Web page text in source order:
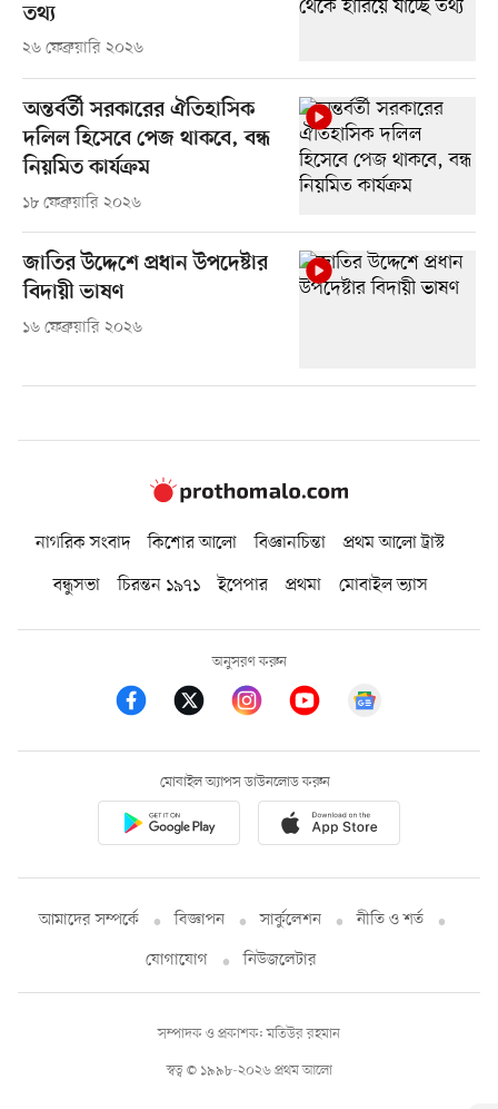
তথ্য
২৬ ফেব্রুয়ারি ২০২৬
অন্তর্বর্তী সরকারের ঐতিহাসিক
দলিল হিসেবে পেজ থাকবে, বন্ধ
নিয়মিত কার্যক্রম
১৮ ফেব্রুয়ারি ২০২৬
জাতির উদ্দেশে প্রধান উপদেষ্টার
বিদায়ী ভাষণ
১৬ ফেব্রুয়ারি ২০২৬
নাগরিক সংবাদ কিশোর আলো বিজ্ঞানচিন্তা
প্রথম আলো ট্রাস্ট
বন্ধুসভা
চিরন্তন ১৯৭১ ইপেপার প্রথমা মোবাইল ভ্যাস
অনুসরণ করুন
মোবাইল অ্যাপস ডাউনলোড করুন
আমাদের সম্পর্কে বিজ্ঞাপন সার্কুলেশন
নীতি ও শর্ত
যোগাযোগ
নিউজলেটার
স্বত্ব © ১৯৯৮-২০২৬ প্রথম আলো
সম্পাদক ও প্রকাশক: মতিউর রহমান